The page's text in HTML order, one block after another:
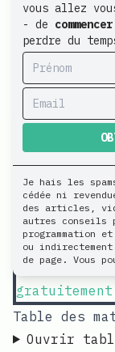
Bienvenue
!
Si vous
sans
vous
pour bien
cliquez ici
Table des
Ouvrir
vous allez
- de
perdre du
Je hais les
cédée ni
des articles,
autres conseils
programmation
ou
de page. Vous